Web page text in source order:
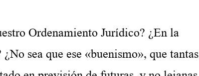
Ordenamiento Jurídico? ¿En la
sea que ese «buenismo», que tantas